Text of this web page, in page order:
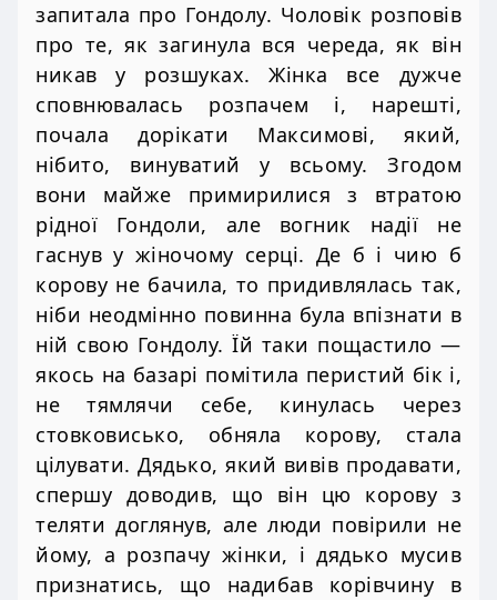
запитала про Гондолу. Чоловік розповів
про те, як загинула вся череда, як він
никав у розшуках. Жінка все дужче
сповнювалась розпачем і, нарешті,
почала дорікати Максимові, який,
нібито, винуватий у всьому. Згодом
вони майже примирилися з втратою
рідної Гондоли, але вогник надії не
гаснув у жіночому серці. Де б і чию б
корову не бачила, то придивлялась так,
ніби неодмінно повинна була впізнати в
ній свою Гондолу. Їй таки пощастило —
якось на базарі помітила перистий бік і,
не тямлячи себе, кинулась через
стовковисько, обняла корову, стала
цілувати. Дядько, який вивів продавати,
спершу доводив, що він цю корову з
теляти доглянув, але люди повірили не
йому, а розпачу жінки, і дядько мусив
признатись, що надибав корівчину в